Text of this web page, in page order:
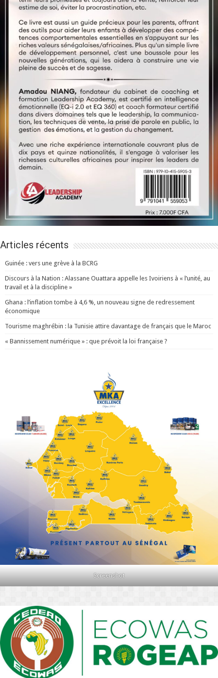
Articles récents
Guinée : vers une grève à la BCRG
Discours à la Nation : Alassane Ouattara appelle les Ivoiriens à « l’unité, au
travail et à la discipline »
Ghana : l’inflation tombe à 4,6 %, un nouveau signe de redressement
économique
Tourisme maghrébin : la Tunisie attire davantage de français que le Maroc
« Bannissement numérique » : que prévoit la loi française ?
Screenshot